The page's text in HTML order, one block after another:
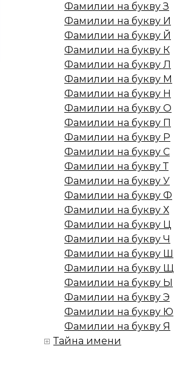
Фамилии на букву З
Фамилии на букву И
Фамилии на букву Й
Фамилии на букву К
Фамилии на букву Л
Фамилии на букву М
Фамилии на букву Н
Фамилии на букву О
Фамилии на букву П
Фамилии на букву Р
Фамилии на букву С
Фамилии на букву Т
Фамилии на букву У
Фамилии на букву Ф
Фамилии на букву Х
Фамилии на букву Ц
Фамилии на букву Ч
Фамилии на букву Ш
Фамилии на букву Щ
Фамилии на букву Ы
Фамилии на букву Э
Фамилии на букву Ю
Фамилии на букву Я
Тайна имени